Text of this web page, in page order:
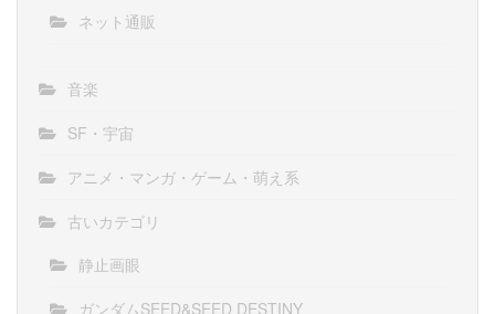
ネット通販
音楽
SF・宇宙
アニメ・マンガ・ゲーム・萌え系
古いカテゴリ
静止画眼
ガンダムSEED&SEED DESTINY